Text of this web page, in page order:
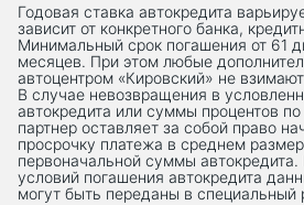
Годовая ставка автокредита
зависит от конкретного банка,
Минимальный срок погашения от 61
месяцев. При этом любые
автоцентром «Кировский» не
В случае невозвращения в
автокредита или суммы процентов по
партнер оставляет за собой право
просрочку платежа в среднем
первоначальной суммы
условий погашения автокредита
могут быть переданы в специальный